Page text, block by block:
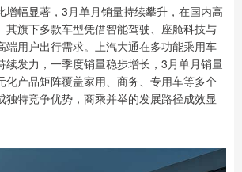
增幅显著，3月单月销量持续攀升，在国内高
其旗下多款车型凭借智能驾驶、座舱科技与
端用户出行需求。上汽大通在多功能乘用车
续发力，一季度销量稳步增长，3月单月销量
化产品矩阵覆盖家用、商务、专用车等多个
独特竞争优势，商乘并举的发展路径成效显